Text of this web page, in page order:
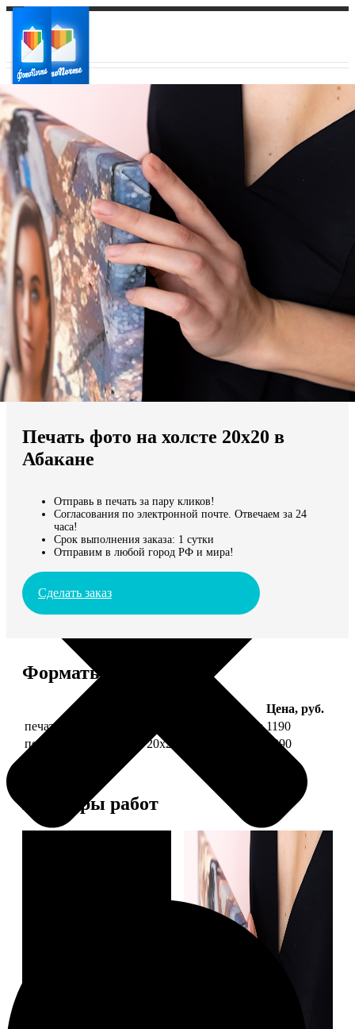
Ваш город:
Ваш регион доставки
Выберите из списка:
Мы доставляем по всему миру
Продолжить без города
Печать фото на холсте 20х20 в
Абакане
Отправь в печать за пару кликов!
Согласования по электронной почте. Отвечаем за 24
часа!
Срок выполнения заказа: 1 сутки
Отправим в любой город РФ и мира!
Сделать заказ
Форматы и цены
Цена, руб.
печать фото на холсте 20х20 на подрамнике 1190
печать фото на холсте 20х20 в раме
3990
Примеры работ